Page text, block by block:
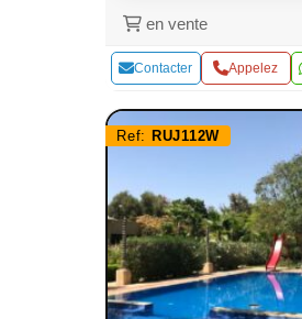
en vente
Contacter Appelez
Ref: RUJ112W